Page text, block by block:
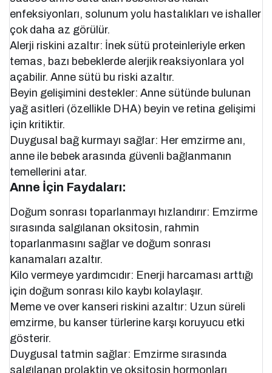
enfeksiyonları, solunum yolu hastalıkları ve ishaller
çok daha az görülür.
Alerji riskini azaltır: İnek sütü proteinleriyle erken
temas, bazı bebeklerde alerjik reaksiyonlara yol
açabilir. Anne sütü bu riski azaltır.
Beyin gelişimini destekler: Anne sütünde bulunan
yağ asitleri (özellikle DHA) beyin ve retina gelişimi
için kritiktir.
Duygusal bağ kurmayı sağlar: Her emzirme anı,
anne ile bebek arasında güvenli bağlanmanın
temellerini atar.
Anne İçin Faydaları:
Doğum sonrası toparlanmayı hızlandırır: Emzirme
sırasında salgılanan oksitosin, rahmin
toparlanmasını sağlar ve doğum sonrası
kanamaları azaltır.
Kilo vermeye yardımcıdır: Enerji harcaması arttığı
için doğum sonrası kilo kaybı kolaylaşır.
Meme ve over kanseri riskini azaltır: Uzun süreli
emzirme, bu kanser türlerine karşı koruyucu etki
gösterir.
Duygusal tatmin sağlar: Emzirme sırasında
salgılanan prolaktin ve oksitosin hormonları